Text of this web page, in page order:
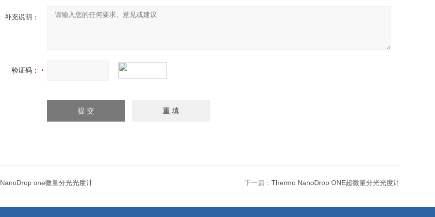
补充说明：
验证码：
NanoDrop one微量分光光度计 下一篇： Thermo NanoDrop ONE超微量分光光度计